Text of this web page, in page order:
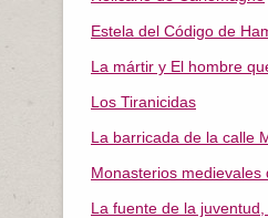
Estela del Código de
La mártir y El hombre
Los Tiranicidas
La barricada de la calle
Monasterios medievales
La fuente de la